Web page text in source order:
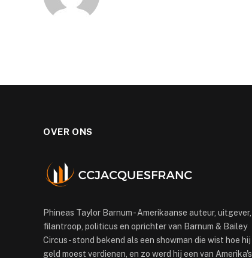
OVER ONS
Phineas Taylor Barnum - Amerikaanse auteur, uitgever,
filantroop, politicus en oprichter van Barnum & Bailey
Circus - stond bekend als een showman die wist hoe hij
geld moest verdienen, en zo werd hij een van Amerika's